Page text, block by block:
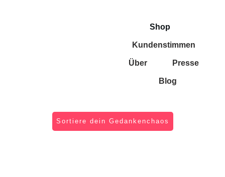
Shop
Kundenstimmen
Über Presse
Blog
Sortiere dein Gedankenchaos